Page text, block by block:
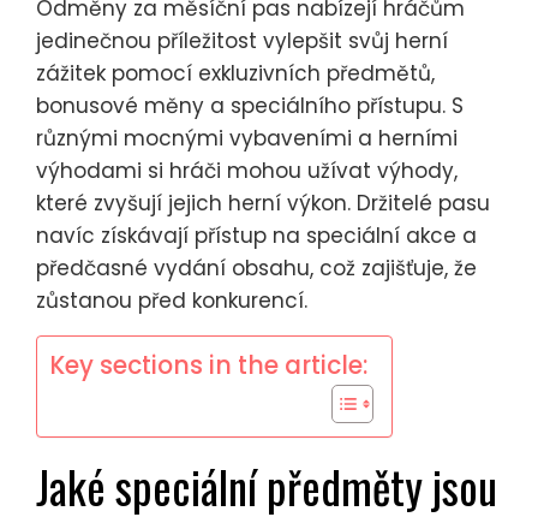
Odměny za měsíční pas nabízejí hráčům
jedinečnou příležitost vylepšit svůj herní
zážitek pomocí exkluzivních předmětů,
bonusové měny a speciálního přístupu. S
různými mocnými vybaveními a herními
výhodami si hráči mohou užívat výhody,
které zvyšují jejich herní výkon. Držitelé pasu
navíc získávají přístup na speciální akce a
předčasné vydání obsahu, což zajišťuje, že
zůstanou před konkurencí.
Key sections in the article:
Jaké speciální předměty jsou